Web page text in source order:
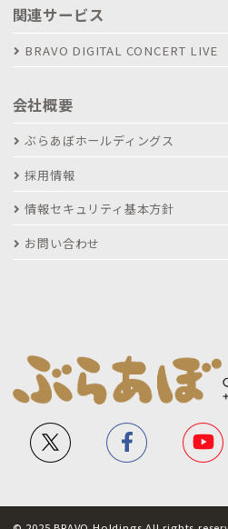
関連サービス
BRAVO DIGITAL CONCERT LIVE
会社概要
ぶらあぼホールディングス
採用情報
情報セキュリティ基本方針
お問い合わせ